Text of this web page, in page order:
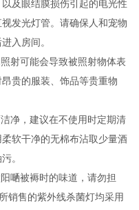
及眼结膜损伤引起的电光性
发光灯管。请确保人和宠物
入房间。
射可能会导致被照射物体表
贵的服装、饰品等贵重物
净，建议在不使用时定期清
软干净的无棉布沾取少量酒
。
嗮被褥时的味道，请勿担
销售的紫外线杀菌灯均采用